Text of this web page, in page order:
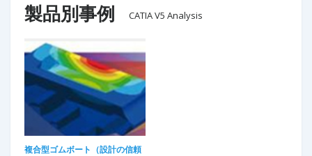
製品別事例 CATIA V5 Analysis
複合型ゴムボート（設計の信頼